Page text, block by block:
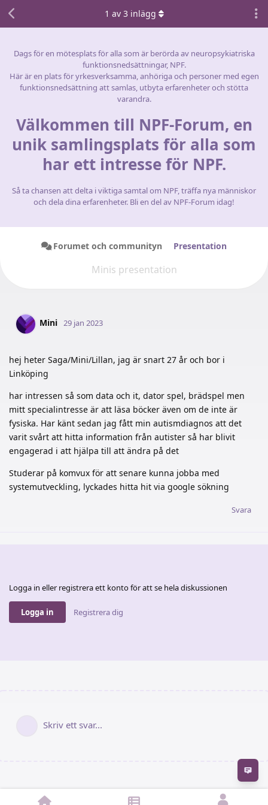
Dags för en mötesplats för alla som är berörda av neuropsykiatriska
funktionsnedsättningar, NPF.
Här är en plats för yrkesverksamma, anhöriga och personer med egen
funktionsnedsättning att samlas, utbyta erfarenheter och stötta
varandra.
Välkommen till NPF-Forum, en
unik samlingsplats för alla som
har ett intresse för NPF.
Så ta chansen att delta i viktiga samtal om NPF, träffa nya människor
och dela dina erfarenheter. Bli en del av NPF-Forum idag!
Forumet och communityn Presentation
Minis presentation
1 av 3inlägg
Mini 29 jan 2023
hej heter Saga/Mini/Lillan, jag är snart 27 år och bor i
Linköping
har intressen så som data och it, dator spel, brädspel men
mitt specialintresse är att läsa böcker även om de inte är
fysiska. Har känt sedan jag fått min autismdiagnos att det
varit svårt att hitta information från autister så har blivit
engagerad i att hjälpa till att ändra på det
Studerar på komvux för att senare kunna jobba med
systemutveckling, lyckades hitta hit via google sökning
Svara
Logga in eller registrera ett konto för att se hela diskussionen
Logga in Registrera dig
Skriv ett svar...